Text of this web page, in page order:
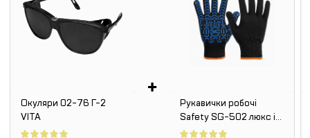
Окуляри 02-76 Г-2
VITA
+
Рукавички робочі
Safety SG-502 люкс із
ПВХ малюнком. Чорний